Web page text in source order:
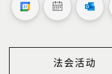
法会活动